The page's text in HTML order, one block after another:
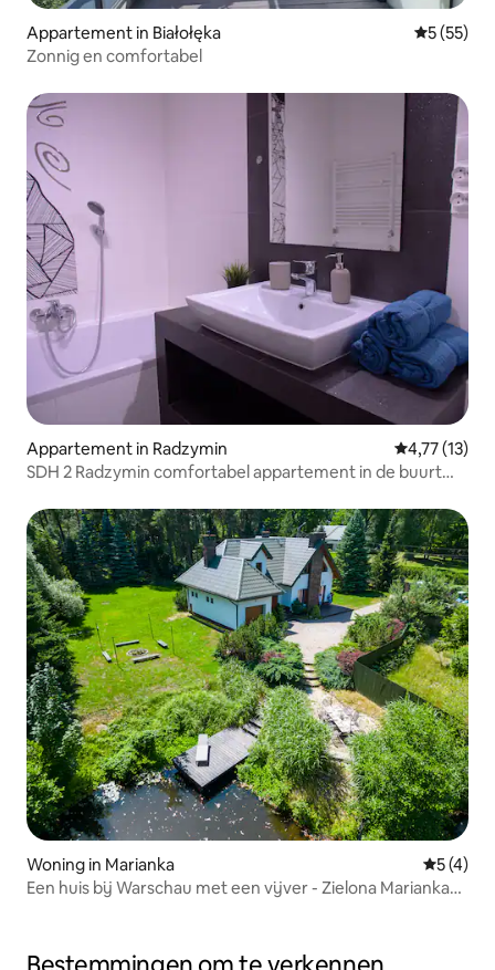
Appartement in Białołęka
5 (55)
Zonnig en comfortabel
Appartement in Radzymin Gemiddelde
4,77 (13)
SDH 2 Radzymin comfortabel appartement in de buurt
Woning in Marianka
5 (4)
Een huis bij Warschau met een vijver - Zielona Marianka